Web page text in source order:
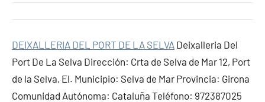
DEIXALLERIA DEL PORT DE LA SELVA Deixalleria Del
Port De La Selva Dirección: Crta de Selva de Mar 12, Port
de la Selva, El. Municipio: Selva de Mar Provincia: Girona
Comunidad Autónoma: Cataluña Teléfono: 972387025